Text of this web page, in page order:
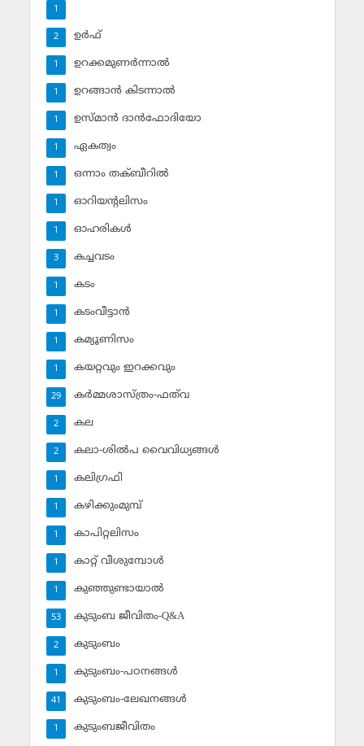
1
ഉര്‍ഫ്
2
ഉറക്കമുണര്‍ന്നാല്‍
1
ഉറങ്ങാന്‍ കിടന്നാല്‍
1
ഉസ്മാന്‍ ദാന്‍ഫോദിയോ
1
ഏകത്വം
1
ഒന്നാം തക്ബീറില്‍
1
ഓറിയന്റലിസം
1
ഓഹരികള്‍
1
കച്ചവടം
3
കടം
1
കടംവീട്ടാന്‍
1
കമ്യൂണിസം
1
കയറ്റവും ഇറക്കവും
1
കര്‍മ്മശാസ്ത്രം-ഫത്‌വ
29
കല
2
കലാ-ശില്‍പ വൈവിധ്യങ്ങള്‍
2
കലിഗ്രഫി
1
കഴിക്കുംമുമ്പ്
1
കാപിറ്റലിസം
1
കാറ്റ് വീശുമ്പോള്‍
1
കുഞ്ഞുണ്ടായാല്‍
1
കുടുംബ ജീവിതം-Q&A
53
കുടുംബം
2
കുടുംബം-പഠനങ്ങള്‍
1
കുടുംബം-ലേഖനങ്ങള്‍
41
കുടുംബജീവിതം
1